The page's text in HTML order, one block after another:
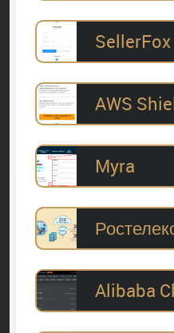
SellerFox
AWS
Myra
Alibaba